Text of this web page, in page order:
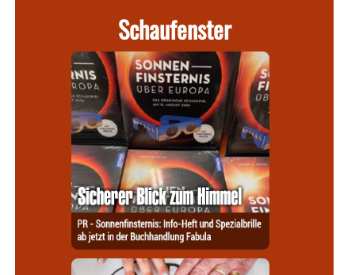
Schaufenster